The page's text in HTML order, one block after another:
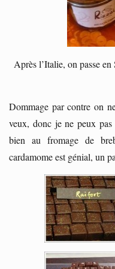
Après l’Italie, on passe en
Dommage par contre on
veux, donc je ne peux
bien au fromage de
cardamome est génial, un